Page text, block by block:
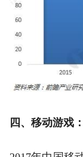
四、移动游戏